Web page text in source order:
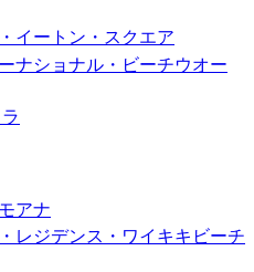
イートン・スクエア
ナショナル・ビーチウオー
アナ
レジデンス・ワイキキビーチ